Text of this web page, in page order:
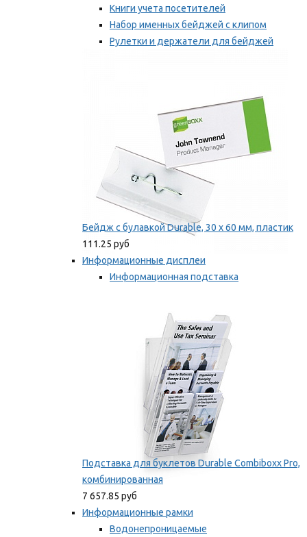
Книги учета посетителей
Набор именных бейджей с клипом
Рулетки и держатели для бейджей
Бейдж с булавкой Durable, 30 х 60 мм, пластик
111.25 руб
Информационные дисплеи
Информационная подставка
Подставка для буклетов Durable Combiboxx Pro,
комбинированная
7 657.85 руб
Информационные рамки
Водонепроницаемые